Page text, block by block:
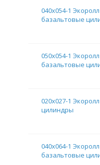
040х054-1
базальтовые
050х054-1
базальтовые
020х027-1
цилиндры
040х064-1
базальтовые